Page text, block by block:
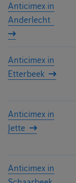
Anticimex in
Anderlecht
Anticimex in
Etterbeek
Anticimex in
Jette
Anticimex in